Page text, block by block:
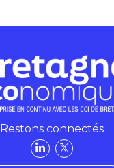
Restons connectés